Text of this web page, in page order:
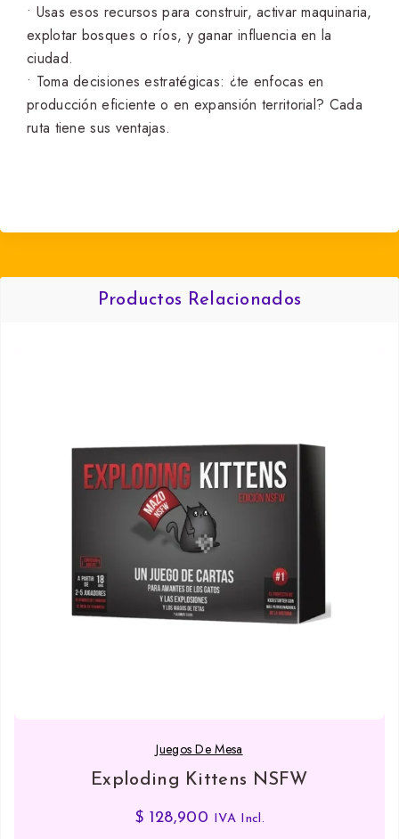
• Usas esos recursos para construir, activar maquinaria,
explotar bosques o ríos, y ganar influencia en la
ciudad.
• Toma decisiones estratégicas: ¿te enfocas en
producción eficiente o en expansión territorial? Cada
ruta tiene sus ventajas.
Productos Relacionados
Juegos De Mesa
Exploding Kittens NSFW
$ 128,900 IVA Incl.